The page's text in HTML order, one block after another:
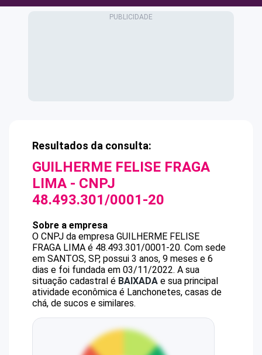
Resultados da consulta:
GUILHERME FELISE FRAGA
LIMA - CNPJ
48.493.301/0001-20
Sobre a empresa
O CNPJ da empresa GUILHERME FELISE
FRAGA LIMA é 48.493.301/0001-20. Com sede
em SANTOS, SP, possui 3 anos, 9 meses e 6
dias e foi fundada em 03/11/2022. A sua
situação cadastral é BAIXADA e sua principal
atividade econômica é Lanchonetes, casas de
chá, de sucos e similares.